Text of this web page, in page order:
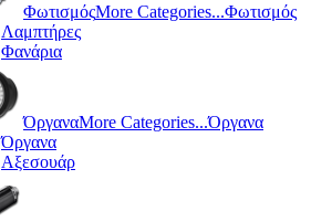
ΦωτισμόςMore Categories...Φωτισμός
Λαμπτήρες
Φανάρια
ΌργαναMore Categories...Όργανα
Όργανα
Αξεσουάρ